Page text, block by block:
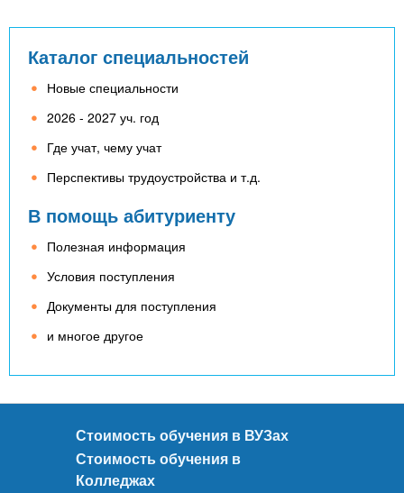
Каталог специальностей
Новые специальности
2026 - 2027 уч. год
Где учат, чему учат
Перспективы трудоустройства и т.д.
В помощь абитуриенту
Полезная информация
Условия поступления
Документы для поступления
и многое другое
Стоимость обучения в ВУЗах
Стоимость обучения в
Колледжах